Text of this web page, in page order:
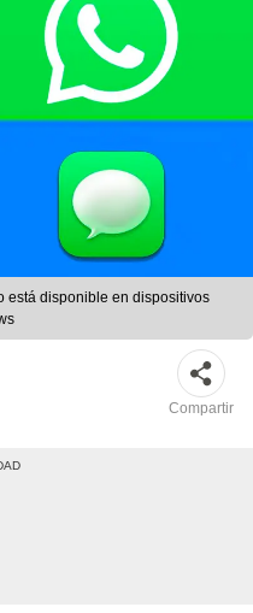
está disponible en dispositivos
Compartir